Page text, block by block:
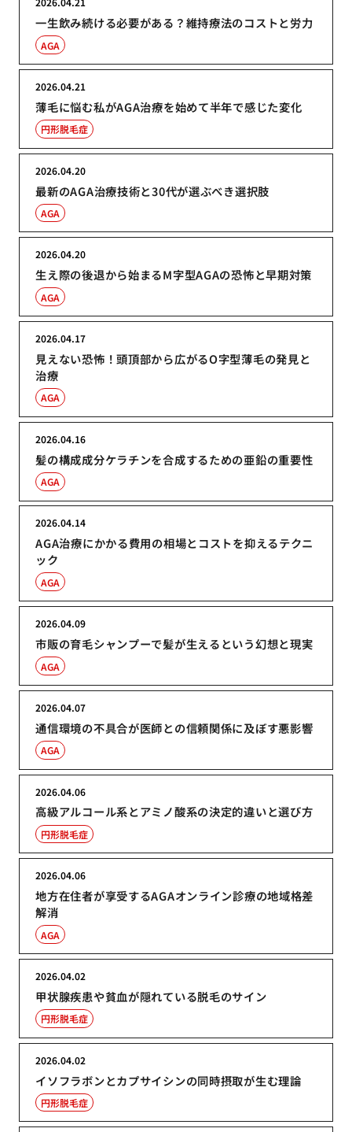
一生飲み続ける必要がある？維持療法のコストと労力
AGA
薄毛に悩む私がAGA治療を始めて半年で感じた変化
2026.04.21
円形脱毛症
最新のAGA治療技術と30代が選ぶべき選択肢
2026.04.20
AGA
生え際の後退から始まるM字型AGAの恐怖と早期対策
2026.04.20
AGA
見えない恐怖！頭頂部から広がるO字型薄毛の発見と
治療
2026.04.17
AGA
髪の構成成分ケラチンを合成するための亜鉛の重要性
2026.04.16
AGA
AGA治療にかかる費用の相場とコストを抑えるテクニ
ック
2026.04.14
AGA
市販の育毛シャンプーで髪が生えるという幻想と現実
2026.04.09
AGA
通信環境の不具合が医師との信頼関係に及ぼす悪影響
2026.04.07
AGA
高級アルコール系とアミノ酸系の決定的違いと選び方
2026.04.06
円形脱毛症
地方在住者が享受するAGAオンライン診療の地域格差
解消
2026.04.06
AGA
甲状腺疾患や貧血が隠れている脱毛のサイン
2026.04.02
円形脱毛症
イソフラボンとカプサイシンの同時摂取が生む理論
2026.04.02
円形脱毛症